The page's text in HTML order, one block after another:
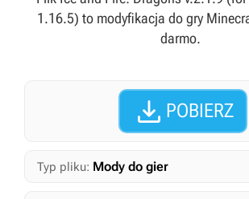
1.16.5) to modyfikacja do gry
darmo.
 POBIERZ
Typ pliku: Mody do gier